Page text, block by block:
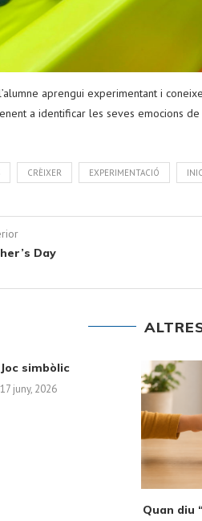
aprengui experimentant i
a identificar les seves emocions
CRÈIXER EXPERIMENTACIÓ
Day
From